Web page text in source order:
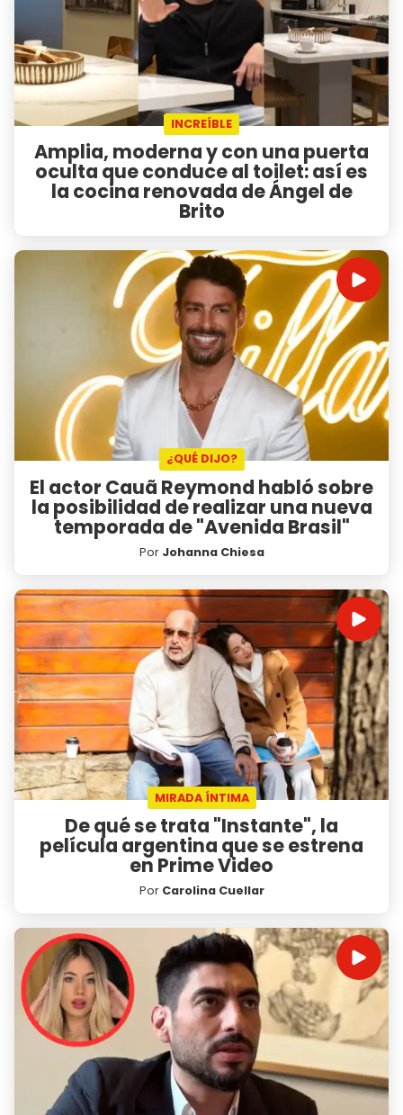
INCREÍBLE
Amplia, moderna y con una puerta
oculta que conduce al toilet: así es
la cocina renovada de Ángel de
Brito
¿QUÉ DIJO?
El actor Cauã Reymond habló sobre
la posibilidad de realizar una nueva
temporada de "Avenida Brasil"
Por Johanna Chiesa
MIRADA ÍNTIMA
De qué se trata "Instante", la
película argentina que se estrena
en Prime Video
Por Carolina Cuellar